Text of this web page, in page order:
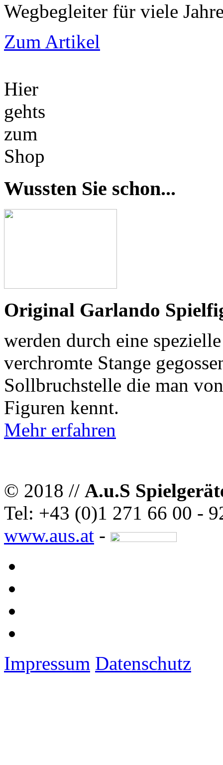
Wegbegleiter für viele
Zum Artikel
Hier
gehts
zum
Shop
Wussten Sie schon...
Original Garlando
werden durch eine
verchromte Stange
Sollbruchstelle die man
Figuren kennt.
Mehr erfahren
© 2018 // A.u.S
Tel: +43 (0)1 271 66 00 -
www.aus.at -
Impressum Datenschutz